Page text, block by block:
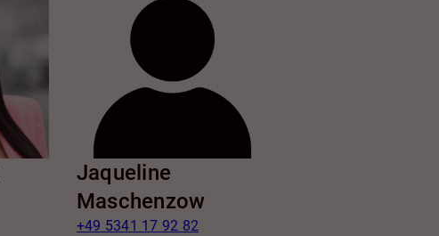
Jaqueline
Maschenzow
+49 5341 17 92 82